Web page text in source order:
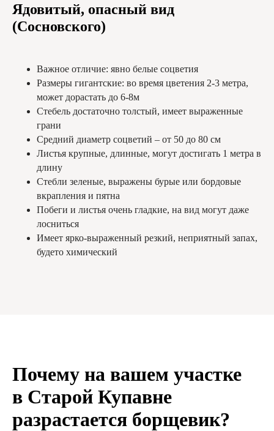
Ядовитый, опасный вид
(Сосновского)
Важное отличие: явно белые соцветия
Размеры гигантские: во время цветения 2-3 метра,
может дорастать до 6-8м
Стебель достаточно толстый, имеет выраженные
грани
Средний диаметр соцветий – от 50 до 80 см
Листья крупные, длинные, могут достигать 1 метра в
длину
Стебли зеленые, выражены бурые или бордовые
вкрапления и пятна
Побеги и листья очень гладкие, на вид могут даже
лосниться
Имеет ярко-выраженный резкий, неприятный запах,
будето химический
Почему на вашем участке
в Старой Купавне
разрастается борщевик?